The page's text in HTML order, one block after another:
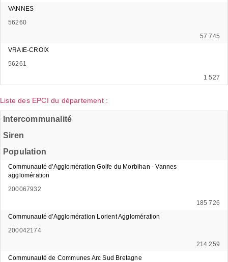
VANNES
56260
57 745
VRAIE-CROIX
56261
1 527
Liste des EPCI du département :
Intercommunalité
Siren
Population
Communauté d'Agglomération Golfe du Morbihan - Vannes
agglomération
200067932
185 726
Communauté d'Agglomération Lorient Agglomération
200042174
214 259
Communauté de Communes Arc Sud Bretagne